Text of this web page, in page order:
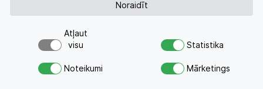
Vai meklējat ceļojumu?
Nosūtiet atvaļinājuma pieprasījumu
interesējās 6 cilvēkiem
Noraidīt
Atļaut
visu
Statistika
Noteikumi Mārketings